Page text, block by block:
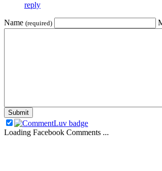
reply
Name (required)
Loading Facebook Comments ...